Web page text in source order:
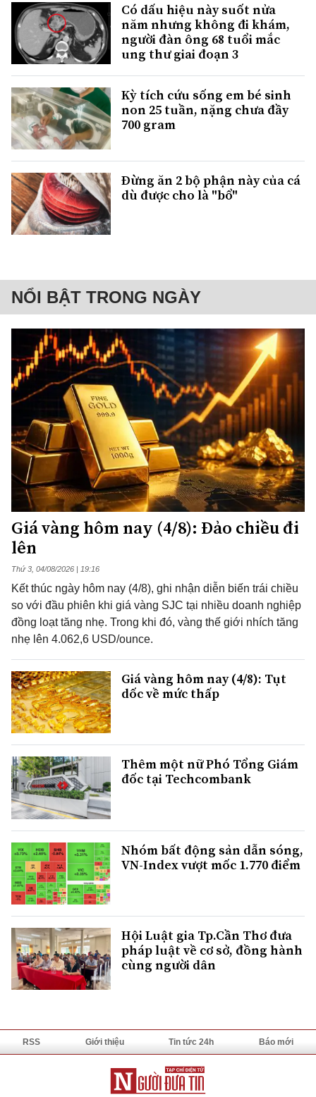
Có dấu hiệu này suốt nửa
năm nhưng không đi khám,
người đàn ông 68 tuổi mắc
ung thư giai đoạn 3
Kỳ tích cứu sống em bé sinh
non 25 tuần, nặng chưa đầy
700 gram
Đừng ăn 2 bộ phận này của cá
dù được cho là "bổ"
NỔI BẬT TRONG NGÀY
Giá vàng hôm nay (4/8): Đảo chiều đi
lên
Thứ 3, 04/08/2026 | 19:16
Kết thúc ngày hôm nay (4/8), ghi nhận diễn biến trái chiều
so với đầu phiên khi giá vàng SJC tại nhiều doanh nghiệp
đồng loạt tăng nhẹ. Trong khi đó, vàng thế giới nhích tăng
nhẹ lên 4.062,6 USD/ounce.
Giá vàng hôm nay (4/8): Tụt
dốc về mức thấp
Thêm một nữ Phó Tổng Giám
đốc tại Techcombank
Nhóm bất động sản dẫn sóng,
VN-Index vượt mốc 1.770 điểm
Hội Luật gia Tp.Cần Thơ đưa
pháp luật về cơ sở, đồng hành
cùng người dân
RSS Giới thiệu Tin tức 24h Báo mới